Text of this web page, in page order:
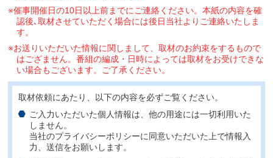
※催事開催日の10日以上前までにご連絡ください。本紙の内容を確
認後､取材させていただく場合には後日当社よりご連絡いたしま
す。
※お送りいただいた情報に関しまして、取材のお約束をするもので
はござません。番組の編成・日時によっては取材をお受けできな
い場合もございます。ご了承ください。
取材依頼にあたり、以下の内容を必ずご覧ください。
ご入力いただいた個人情報は、他の用途には一切利用いた
しません。
当社のプライバシーポリシーに同意いただいた上で情報入
力、送信をお願いします。